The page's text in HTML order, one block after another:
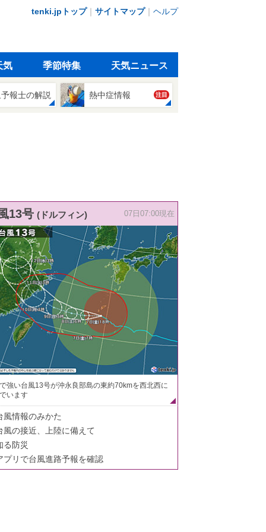
tenki.jpトップ｜ サイトマップ｜ ヘルプ
気 季節特集 天気ニュース
報士の解説 熱中症情報 注目
13号 (ドルフィン) 07日07:00現在
強い台風13号が沖永良部島の東約70kmを西北西に
います
風情報のみかた
風の接近、上陸に備えて
る防災
プリで台風進路予報を確認